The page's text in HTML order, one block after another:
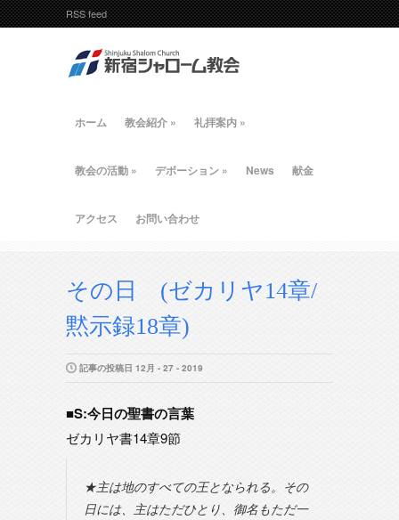
RSS feed
ホーム 教会紹介 » 礼拝案内 »
教会の活動 » デボーション » News 献金
アクセス お問い合わせ
その日 (ゼカリヤ14章/
黙示録18章)
記事の投稿日 12月 - 27 - 2019
■S:今日の聖書の言葉
ゼカリヤ書14章9節
★主は地のすべての王となられる。その
日には、主はただひとり、御名もただ一